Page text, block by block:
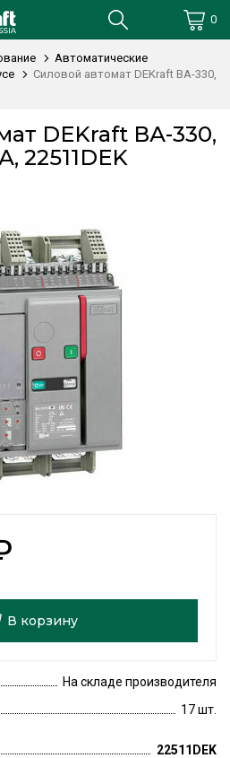
0
Автоматические
Силовой автомат DEKraft ВА-330,
DEKraft ВА-330,
22511DEK
В корзину
На складе производителя
17 шт.
22511DEK